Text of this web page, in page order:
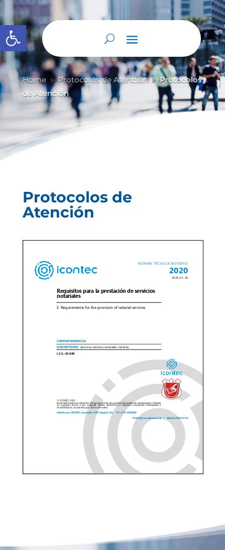
Abrir barra de herramientas
Home 9 Protocolos de Atención 9 Protocolos
de Atención
Protocolos de
Atención